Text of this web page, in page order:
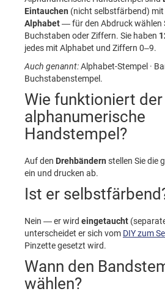
Eintauchen (nicht selbstfärbend) mit
Alphabet— für den Abdruck wählen
Buchstaben oder Ziffern. Sie haben
jedes mit Alphabet und Ziffern 0–9.
Auch genannt:Alphabet-Stempel ·
Buchstabenstempel.
Wie funktioniert der
alphanumerische
Handstempel?
Auf den Drehbändern stellen Sie die
ein und drucken ab.
Ist er
Nein — er wird eingetaucht
unterscheidet er sich vom DIY zum
Pinzette gesetzt wird.
Wann den
wählen?